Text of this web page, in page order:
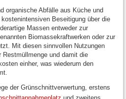
organische Abfälle aus Küche und
Beseitigung über die
Massen entweder zur
Biomassekraftwerken oder zur
Mit diesen sinnvollen Nutzungen
Restmüllmenge und damit die
einher, was wiederum den
der Grünschnittverwertung, erstens